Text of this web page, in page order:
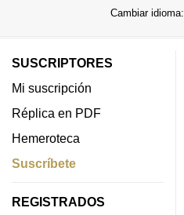
Cambiar idioma:
SUSCRIPTORES
Mi suscripción
Réplica en PDF
Hemeroteca
Suscríbete
REGISTRADOS